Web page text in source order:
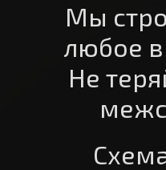
Мы
любое
Не